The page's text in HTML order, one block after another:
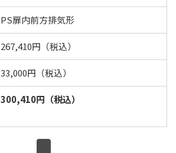
PS扉内前方排気形
267,410円（税込）
33,000円（税込）
300,410円（税込）